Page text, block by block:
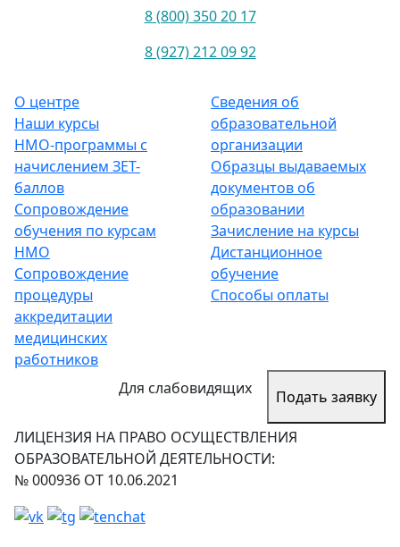
8 (800) 350 20 17
8 (927) 212 09 92
О центре
Наши курсы
НМО-программы с
начислением ЗЕТ-
баллов
Сопровождение
обучения по курсам
НМО
Сопровождение
процедуры
аккредитации
медицинских
работников
Сведения об
образовательной
организации
Образцы выдаваемых
документов об
образовании
Зачисление на курсы
Дистанционное
обучение
Способы оплаты
Для слабовидящих Подать заявку
ЛИЦЕНЗИЯ НА ПРАВО ОСУЩЕСТВЛЕНИЯ
ОБРАЗОВАТЕЛЬНОЙ ДЕЯТЕЛЬНОСТИ:
№ 000936 ОТ 10.06.2021